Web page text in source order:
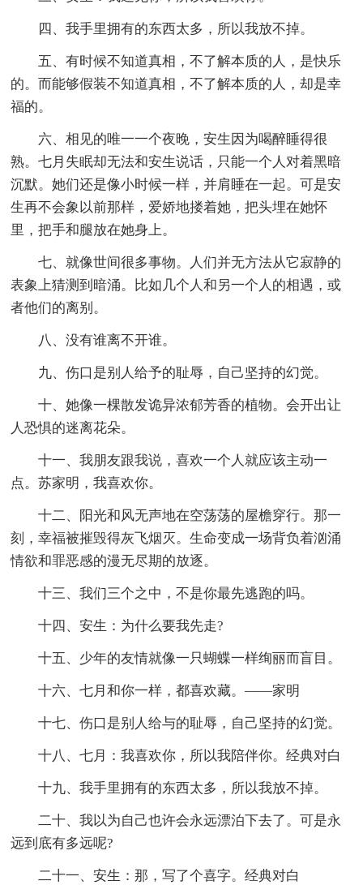
四、我手里拥有的东西太多，所以我放不掉。
五、有时候不知道真相，不了解本质的人，是快乐
的。而能够假装不知道真相，不了解本质的人，却是幸
福的。
六、相见的唯一一个夜晚，安生因为喝醉睡得很
熟。七月失眠却无法和安生说话，只能一个人对着黑暗
沉默。她们还是像小时候一样，并肩睡在一起。可是安
生再不会象以前那样，爱娇地搂着她，把头埋在她怀
里，把手和腿放在她身上。
七、就像世间很多事物。人们并无方法从它寂静的
表象上猜测到暗涌。比如几个人和另一个人的相遇，或
者他们的离别。
八、没有谁离不开谁。
九、伤口是别人给予的耻辱，自己坚持的幻觉。
十、她像一棵散发诡异浓郁芳香的植物。会开出让
人恐惧的迷离花朵。
十一、我朋友跟我说，喜欢一个人就应该主动一
点。苏家明，我喜欢你。
十二、阳光和风无声地在空荡荡的屋檐穿行。那一
刻，幸福被摧毁得灰飞烟灭。生命变成一场背负着汹涌
情欲和罪恶感的漫无尽期的放逐。
十三、我们三个之中，不是你最先逃跑的吗。
十四、安生：为什么要我先走?
十五、少年的友情就像一只蝴蝶一样绚丽而盲目。
十六、七月和你一样，都喜欢藏。——家明
十七、伤口是别人给与的耻辱，自己坚持的幻觉。
十八、七月：我喜欢你，所以我陪伴你。经典对白
十九、我手里拥有的东西太多，所以我放不掉。
二十、我以为自己也许会永远漂泊下去了。可是永
远到底有多远呢?
二十一、安生：那，写了个喜字。经典对白